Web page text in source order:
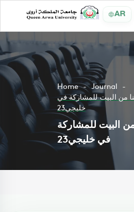
AR
Home
Journal
من البيت للمشاركة في
خليجي23
البيت للمشاركة
في خليجي23